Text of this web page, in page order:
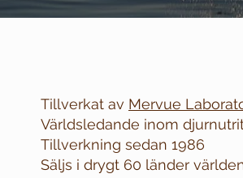
Tillverkat av Mervue
Världsledande inom
Tillverkning sedan 1986
Säljs i drygt 60 länder